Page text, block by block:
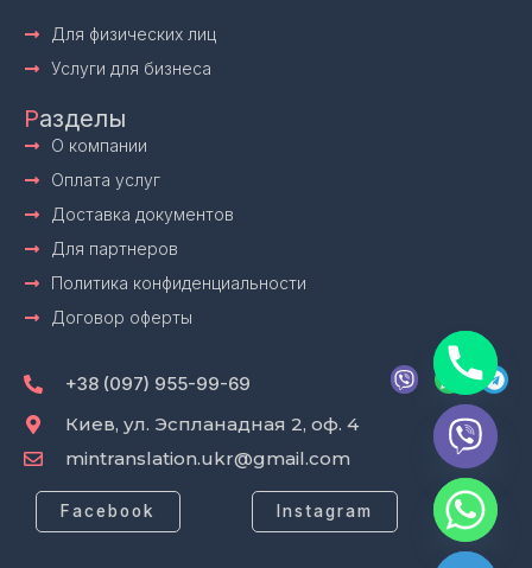
Для физических лиц
Услуги для бизнеса
Разделы
О компании
Оплата услуг
Доставка документов
Для партнеров
Политика конфиденциальности
Договор оферты
+38 (097) 955-99-69
V
i
W
a
t
s
a
p
p
T
e
e
g
m
Киев, ул. Эспланадная 2, оф. 4
mintranslation.ukr@gmail.com
Facebook Instagram